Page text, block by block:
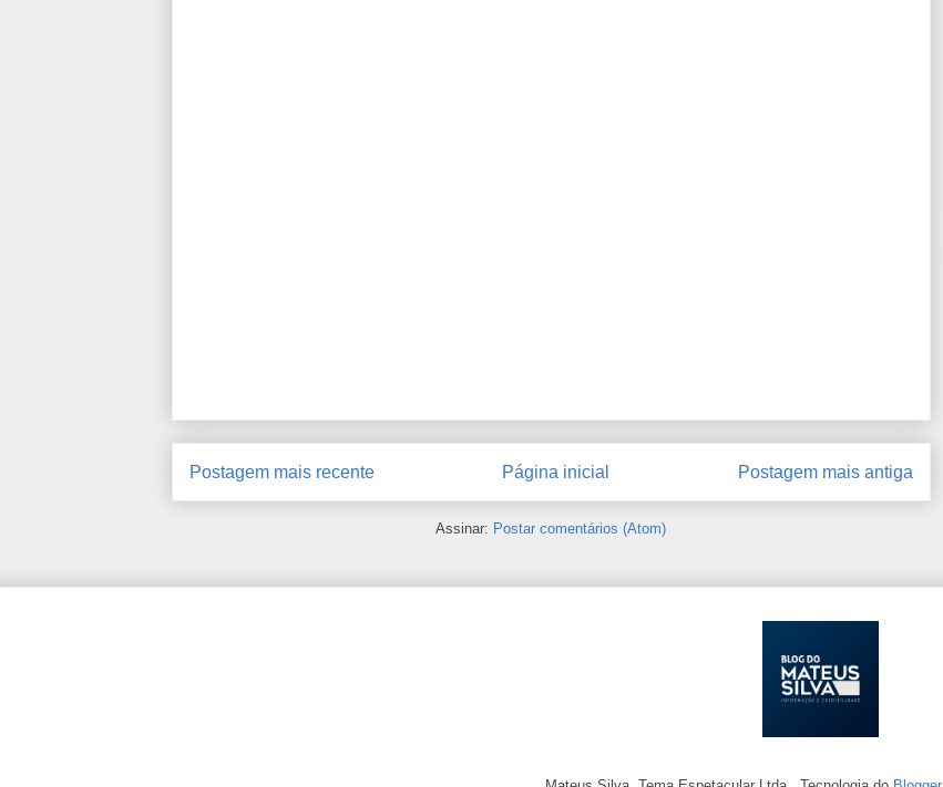
Postagem mais recente Postagem mais antiga
Página inicial
Assinar: Postar comentários (Atom)